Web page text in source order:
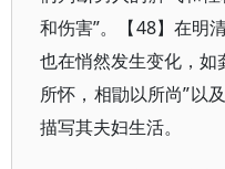
和伤害”。【48】在明
也在悄然发生变化，如
所怀，相勖以所尚”以
描写其夫妇生活。